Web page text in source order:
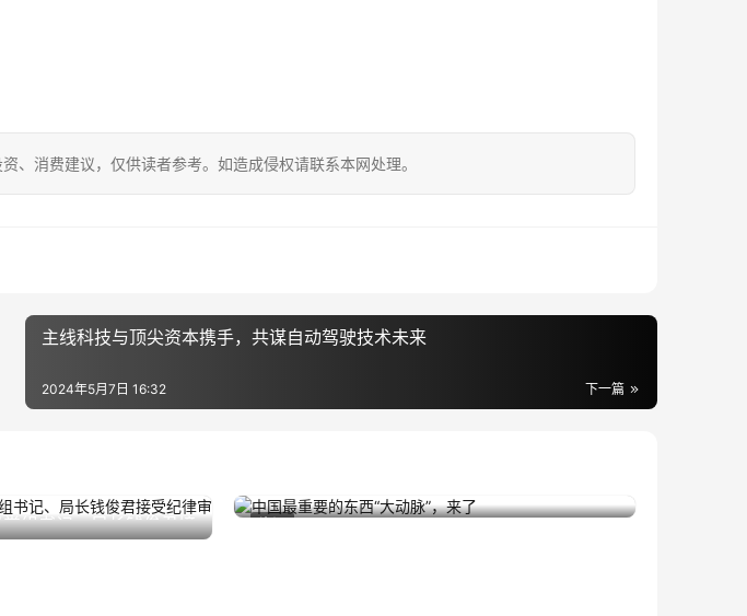
、消费建议，仅供读者参考。如造成侵权请联系本网处理。
主线科技与顶尖资本携手，共谋自动驾驶技术未来
下一篇
2024年5月7日 16:32
组书记、局长钱俊君接
中国最重要的东西“大动脉”，来了
2023年12月22日